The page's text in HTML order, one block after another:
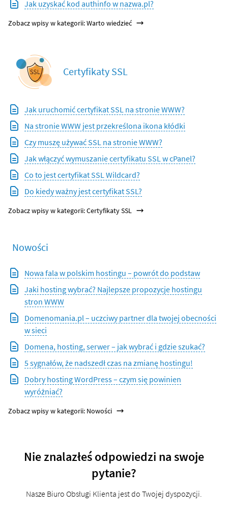
Jak uzyskać kod authinfo w nazwa.pl?
Zobacz wpisy w kategorii: Warto wiedzieć
Certyfikaty SSL
Jak uruchomić certyfikat SSL na stronie WWW?
Na stronie WWW jest przekreślona ikona kłódki
Czy muszę używać SSL na stronie WWW?
Jak włączyć wymuszanie certyfikatu SSL w cPanel?
Co to jest certyfikat SSL Wildcard?
Do kiedy ważny jest certyfikat SSL?
Zobacz wpisy w kategorii: Certyfikaty SSL
Nowości
Nowa fala w polskim hostingu – powrót do podstaw
Jaki hosting wybrać? Najlepsze propozycje hostingu
stron WWW
Domenomania.pl – uczciwy partner dla twojej obecności
w sieci
Domena, hosting, serwer – jak wybrać i gdzie szukać?
5 sygnałów, że nadszedł czas na zmianę hostingu!
Dobry hosting WordPress – czym się powinien
wyróżniać?
Zobacz wpisy w kategorii: Nowości
Nie znalazłeś odpowiedzi na swoje
pytanie?
Nasze Biuro Obsługi Klienta jest do Twojej dyspozycji.